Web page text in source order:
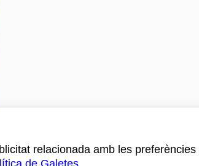
relacionada amb les preferències
de Galetes